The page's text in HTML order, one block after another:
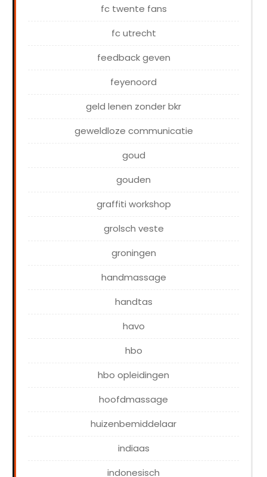
fc twente fans
fc utrecht
feedback geven
feyenoord
geld lenen zonder bkr
geweldloze communicatie
goud
gouden
graffiti workshop
grolsch veste
groningen
handmassage
handtas
havo
hbo
hbo opleidingen
hoofdmassage
huizenbemiddelaar
indiaas
indonesisch